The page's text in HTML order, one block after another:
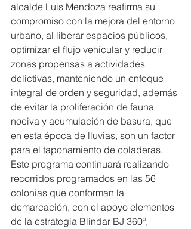
alcalde Luis Mendoza reafirma su
compromiso con la mejora del entorno
urbano, al liberar espacios públicos,
optimizar el flujo vehicular y reducir
zonas propensas a actividades
delictivas, manteniendo un enfoque
integral de orden y seguridad, además
de evitar la proliferación de fauna
nociva y acumulación de basura, que
en esta época de lluvias, son un factor
para el taponamiento de coladeras.
Este programa continuará realizando
recorridos programados en las 56
colonias que conforman la
demarcación, con el apoyo elementos
de la estrategia Blindar BJ 360º,